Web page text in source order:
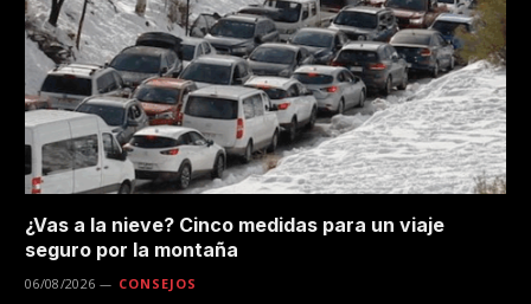
¿Vas a la nieve? Cinco medidas para un viaje
seguro por la montaña
06/08/2026 CONSEJOS